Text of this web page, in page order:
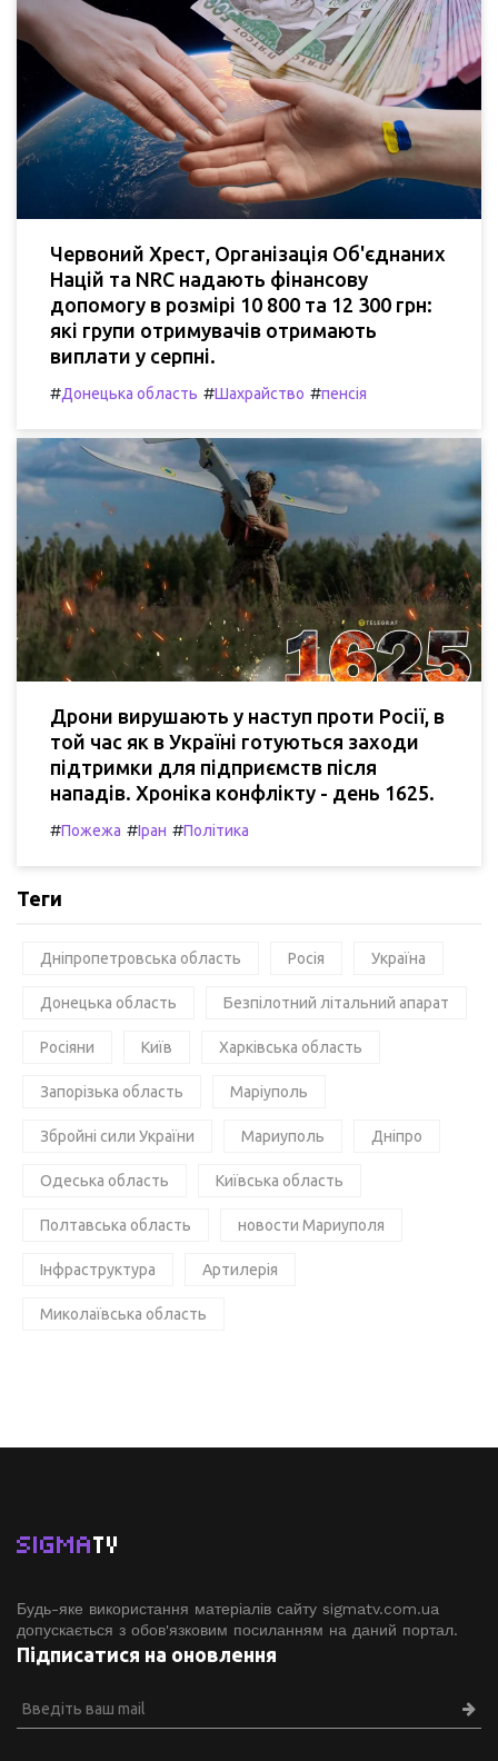
Червоний Хрест, Організація Об'єднаних
Націй та NRC надають фінансову
допомогу в розмірі 10 800 та 12 300 грн:
які групи отримувачів отримають
виплати у серпні.
#Донецька область #Шахрайство #пенсія
Дрони вирушають у наступ проти Росії, в
той час як в Україні готуються заходи
підтримки для підприємств після
нападів. Хроніка конфлікту - день 1625.
#Пожежа #Іран #Політика
Теги
Дніпропетровська область Росія Україна
Донецька область Безпілотний літальний апарат
Росіяни Київ Харківська область
Запорізька область Маріуполь
Збройні сили України Мариуполь Дніпро
Одеська область Київська область
Полтавська область новости Мариуполя
Інфраструктура Артилерія
Миколаївська область
SIGMATV
Будь-яке використання матеріалів сайту sigmatv.com.ua
допускається з обов'язковим посиланням на даний портал.
Підписатися на оновлення